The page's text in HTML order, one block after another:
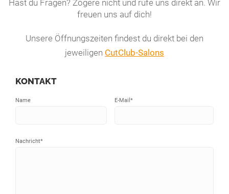
Hast du Fragen? Zögere nicht und rufe uns direkt an. Wir
freuen uns auf dich!
Unsere Öffnungszeiten findest du direkt bei den
jeweiligen CutClub-Salons
KONTAKT
Name E-Mail *
Nachricht*